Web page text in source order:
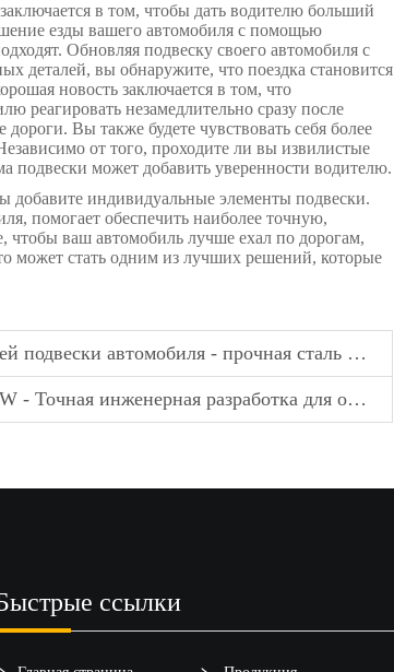
в том, чтобы дать водителю больший
езды вашего автомобиля с помощью
Обновляя подвеску своего автомобиля с
деталей, вы обнаружите, что поездка становится
новость заключается в том, что
реагировать незамедлительно сразу после
Вы также будете чувствовать себя более
от того, проходите ли вы извилистые
подвески может добавить уверенности водителю.
добавите индивидуальные элементы подвески.
помогает обеспечить наиболее точную,
чтобы ваш автомобиль лучше ехал по дорогам,
может стать одним из лучших решений, которые
сталь или алюминий для различных транспортных средств
для оптимальной производительности и соответствия
ссылки